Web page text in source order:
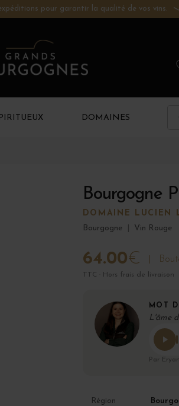
pour garantir la qualité de vos vins.
DOMAINES
Bourgogne
DOMAINE LUCIEN
Bourgogne
Vin Rouge
64.00€
TTC · Hors frais de livraison
MOT
L'âme
Par
Région